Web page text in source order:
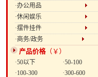
·办公用品
·休闲娱乐
·摆件挂件
·商务/政务
产品价格（￥）
·50以下
·50-100
·100-300
·300-600